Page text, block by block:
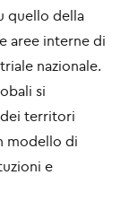
quello della
aree interne di
nazionale.
si
territori
modello di
e